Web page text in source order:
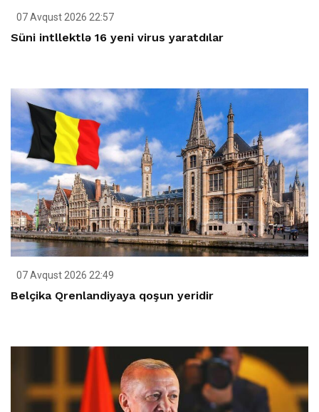
07 Avqust 2026 22:57
Süni intllektlə 16 yeni virus yaratdılar
07 Avqust 2026 22:49
Belçika Qrenlandiyaya qoşun yeridir